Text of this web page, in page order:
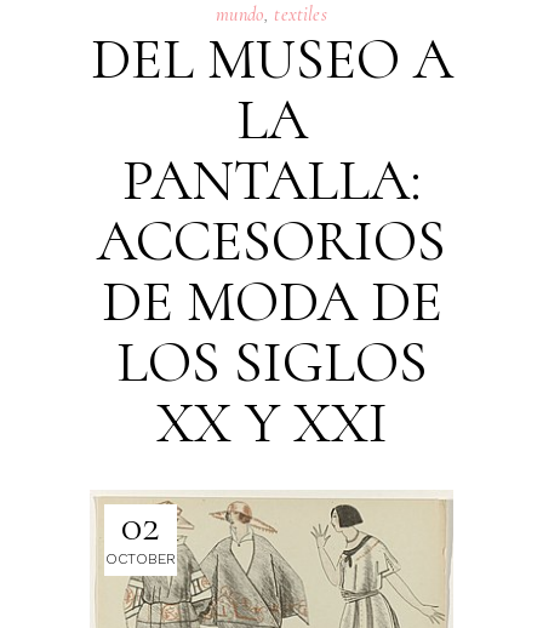
mundo textiles
DEL MUSEO A
LA
PANTALLA:
ACCESORIOS
DE MODA DE
LOS SIGLOS
XX Y XXI
02
OCTOBER